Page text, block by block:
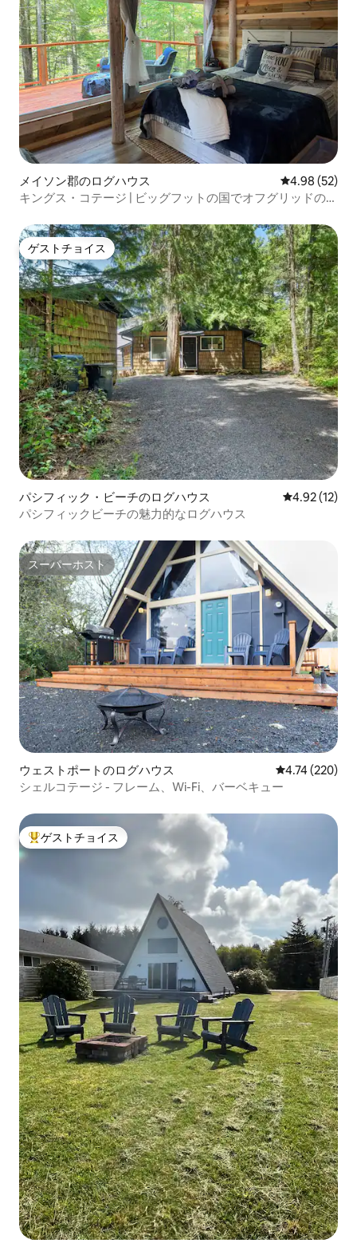
メイソン郡のログハウス レビュー52
4.98 (52)
キングス・コテージ | ビッグフットの国でオフグリッドの滞
ゲストチョイス
ゲストチョイス
パシフィック・ビーチのログハウス レビュー12
4.92 (12)
パシフィックビーチの魅力的なログハウス
スーパーホスト
スーパーホスト
ウェストポートのログハウス レビュー220
4.74 (220)
シェルコテージ - フレーム、Wi-Fi、バーベキュー
大好評のゲストチョイスです。
ゲストチョイス